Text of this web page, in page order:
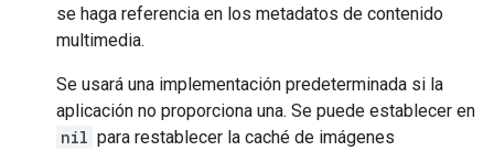
se haga referencia en los metadatos de contenido
multimedia.
Se usará una implementación predeterminada si la
aplicación no proporciona una. Se puede establecer en
nil para restablecer la caché de imágenes